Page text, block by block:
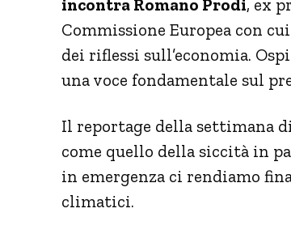
incontra Romano Prodi, ex
Commissione Europea con
dei riflessi sull’economia.
una voce fondamentale sul
Il reportage della settimana
come quello della siccità in
in emergenza ci rendiamo
climatici.